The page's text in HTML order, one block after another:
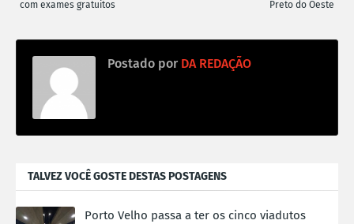
Preto do Oeste
com exames gratuitos
Postado por DA REDAÇÃO
TALVEZ VOCÊ GOSTE DESTAS POSTAGENS
Porto Velho passa a ter os cinco viadutos